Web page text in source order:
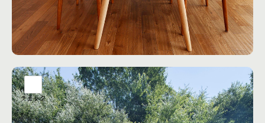
住宅となり、新築で発症しやすいシックハウス症候群のリス
クを最大限に抑えることに繋がります。 無垢材のフローリン
グ、漆喰の塗り壁、集成材を使わない強固なヒノキの柱。 断
熱材の原料も新聞紙を再利用する自然素材から生まれ、外壁
にも優しい注文住宅となります。
工務店の詳細を見る
チェック